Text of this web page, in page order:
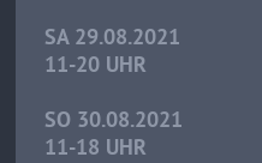
SA 29.08.2021
11-20 UHR
SO 30.08.2021
11-18 UHR